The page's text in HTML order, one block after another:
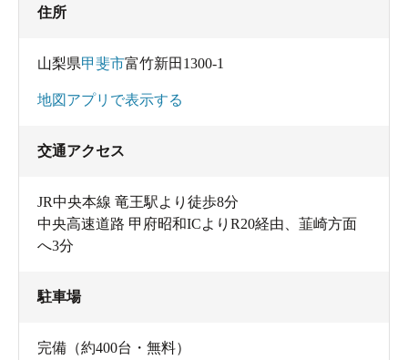
脱衣所には鍵付きのロッカーが並んでいます。使用する
脱衣所の中にリクライニングシートがいくつか並んでい
のため一時的に使用不可となっていましたが、コイン式
て湯治もできますね。
住所
山梨県甲斐市富竹新田1300-1
地図アプリで表示する
交通アクセス
JR中央本線 竜王駅より徒歩8分
中央高速道路 甲府昭和ICよりR20経由、韮崎方面
へ3分
駐車場
完備（約400台・無料）